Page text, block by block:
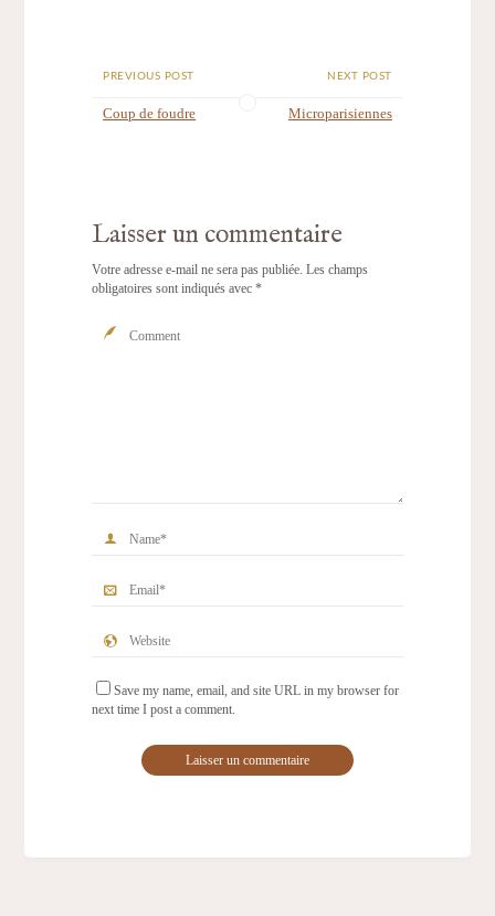
PREVIOUS POST
Coup de foudre
NEXT POST
Microparisiennes
Laisser un commentaire
Votre adresse e-mail ne sera pas publiée. Les champs
obligatoires sont indiqués avec *
Save my name, email, and site URL in my browser for
next time I post a comment.